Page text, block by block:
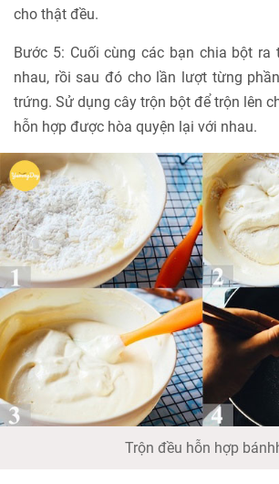
cho thật đều.
Bước 5: Cuối cùng các bạn chia bột ra
nhau, rồi sau đó cho lần lượt từng
trứng. Sử dụng cây trộn bột để trộn lên
hỗn hợp được hòa quyện lại với nhau.
Trộn đều hỗn hợp